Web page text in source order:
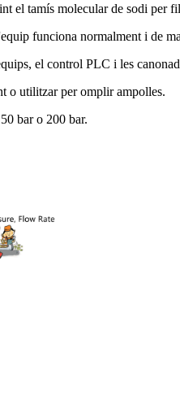
el tamís molecular de sodi per
funciona normalment i de
el control PLC i les
o utilitzar per omplir ampolles.
bar o 200 bar.